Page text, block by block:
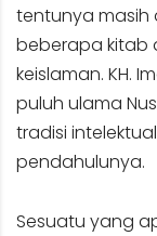
tentunya masih
beberapa kitab
keislaman. KH.
puluh ulama
tradisi
pendahulunya.
Sesuatu yang